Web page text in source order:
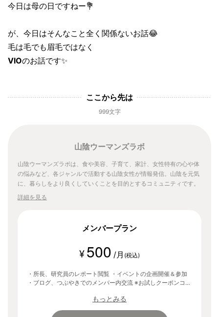
今日は母の日ですねー💐
が、今日はそんなこと全く関係ないお話😂
毛は毛でも眉毛ではなく
VIOのお話です✨
ここから先は
999文字
山陰ウーマンズラボ
山陰ウーマンズラボは、食や美容、子育て、家計、女性特有の心や体
の悩みなど、各ジャンルで活動する山陰女性が情報発信。山陰を元気
に、暮らしをより良くしていくことを目的とするコミュニティです。
詳細を見る
メンバープラン
¥ 500 /月 (税込)
・所長、研究員のレポート閲覧 ・イベントの企画開催＆参加
・ブログ、つぶやきでのメンバー内交流 ※お試しクーポンコー
もっとみる